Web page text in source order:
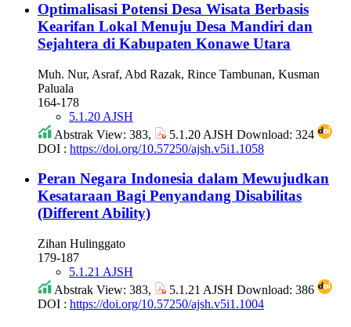
Optimalisasi Potensi Desa Wisata Berbasis
Kearifan Lokal Menuju Desa Mandiri dan
Sejahtera di Kabupaten Konawe Utara
Muh. Nur, Asraf, Abd Razak, Rince Tambunan, Kusman
Paluala
164-178
5.1.20 AJSH
Abstrak View: 383,
5.1.20 AJSH Download: 324
DOI : https://doi.org/10.57250/ajsh.v5i1.1058
Peran Negara Indonesia dalam Mewujudkan
Kesataraan Bagi Penyandang Disabilitas
(Different Ability)
Zihan Hulinggato
179-187
5.1.21 AJSH
Abstrak View: 383,
5.1.21 AJSH Download: 386
DOI : https://doi.org/10.57250/ajsh.v5i1.1004